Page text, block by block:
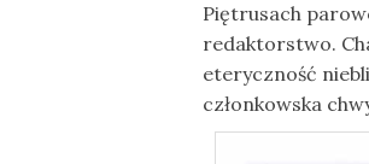
Piętrusach
redaktorstwo.
eteryczność
członkowska